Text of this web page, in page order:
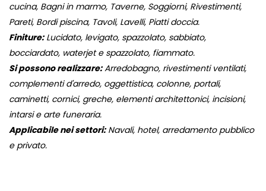
cucina, Bagni in marmo, Taverne, Soggiorni, Rivestimenti,
Pareti, Bordi piscina, Tavoli, Lavelli, Piatti doccia.
Finiture:Lucidato, levigato, spazzolato, sabbiato,
bocciardato, waterjet e spazzolato, fiammato.
Si possono realizzare:Arredobagno, rivestimenti ventilati,
complementi d'arredo, oggettistica, colonne, portali,
caminetti, cornici, greche, elementi architettonici, incisioni,
intarsi e arte funeraria.
Applicabile nei settori:Navali, hotel, arredamento pubblico
e privato.